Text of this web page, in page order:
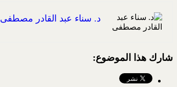
د. سناء عبد القادر مصطفى
شارك هذا الموضوع: